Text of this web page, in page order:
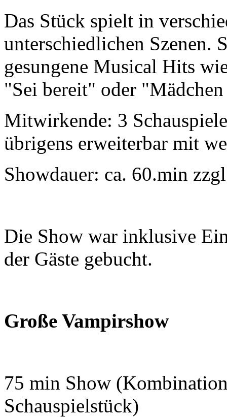
Das Stück spielt in
unterschiedlichen Szenen.
gesungene Musical Hits
"Sei bereit" oder
Mitwirkende: 3
übrigens erweiterbar mit
Showdauer: ca. 60.min
Die Show war inklusive
der Gäste gebucht.
Große Vampirshow
75 min Show
Schauspielstück)